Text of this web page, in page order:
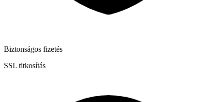
Biztonságos fizetés
SSL titkosítás